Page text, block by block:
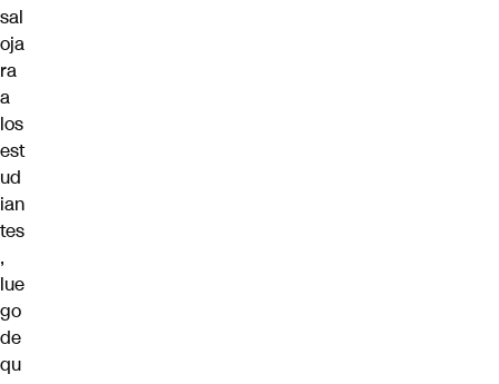
sal
oja
ra
a
los
est
ud
ian
tes
,
lue
go
de
qu